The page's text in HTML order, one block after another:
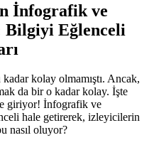
İnfografik ve
Bilgiyi Eğlenceli
kolay olmamıştı. Ancak,
da bir o kadar kolay. İşte
giriyor! İnfografik ve
hale getirerek, izleyicilerin
nasıl oluyor?